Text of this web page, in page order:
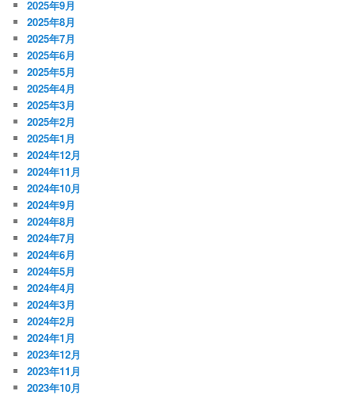
2025年9月
2025年8月
2025年7月
2025年6月
2025年5月
2025年4月
2025年3月
2025年2月
2025年1月
2024年12月
2024年11月
2024年10月
2024年9月
2024年8月
2024年7月
2024年6月
2024年5月
2024年4月
2024年3月
2024年2月
2024年1月
2023年12月
2023年11月
2023年10月